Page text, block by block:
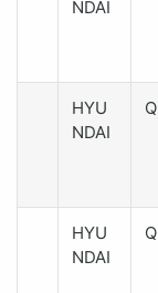
NDAI
HYU
NDAI
HYU
NDAI